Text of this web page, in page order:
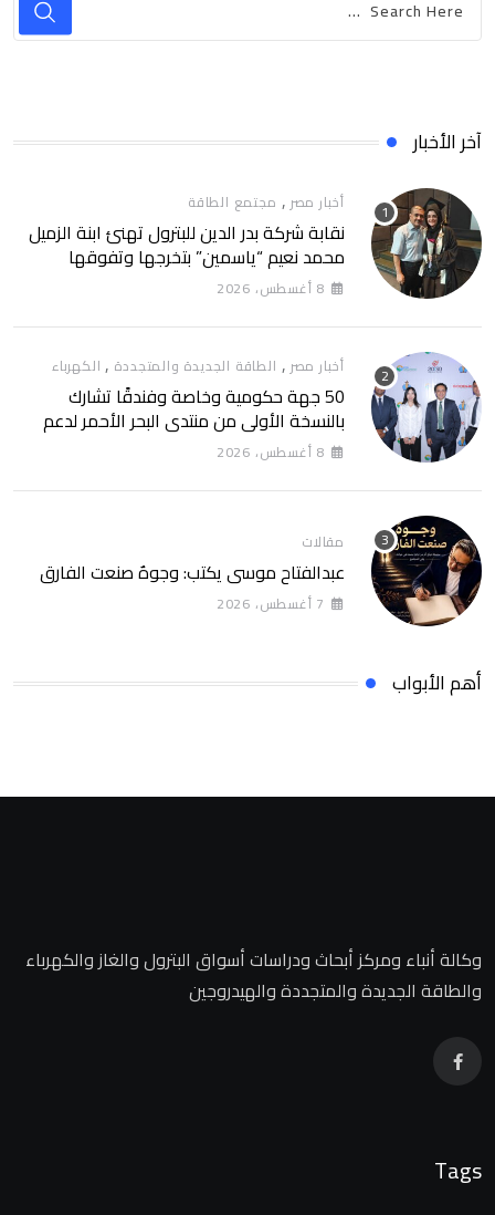
آخر الأخبار
أخبار مصر, مجتمع الطاقة
نقابة شركة بدر الدين للبترول تهنئ ابنة الزميل
محمد نعيم “ياسمين” بتخرجها وتفوقها
8 أغسطس، 2026
أخبار مصر, الطاقة الجديدة والمتجددة , الكهرباء
50 جهة حكومية وخاصة وفندقًا تشارك
بالنسخة الأولى من منتدى البحر الأحمر لدعم
الطاقة النظيفة والسياحة المستدامة
8 أغسطس، 2026
مقالات
عبدالفتاح موسى يكتب: وجوهٌ صنعت الفارق
7 أغسطس، 2026
أهم الأبواب
وكالة أنباء ومركز أبحاث ودراسات أسواق البترول والغاز والكهرباء
والطاقة الجديدة والمتجددة والهيدروجين
Tags